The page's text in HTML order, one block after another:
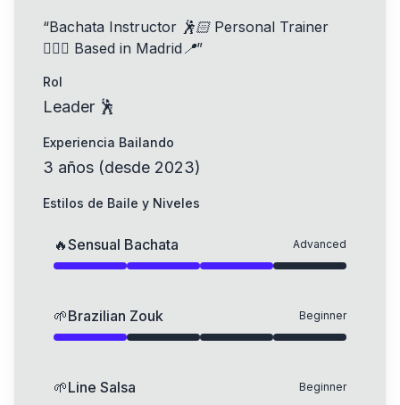
“Bachata Instructor 🕺🏻 Personal Trainer
🏋🏻‍♂️ Based in Madrid📍”
Rol
Leader 🕺
Experiencia Bailando
3 años (desde 2023)
Estilos de Baile y Niveles
🔥Sensual Bachata Advanced
🌱Brazilian Zouk Beginner
🌱Line Salsa Beginner